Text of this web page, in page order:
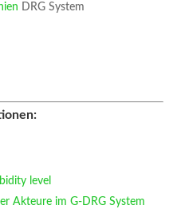
DRG System
level
Akteure im G-DRG System